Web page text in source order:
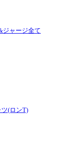
ジャージ全て
(ロンT)